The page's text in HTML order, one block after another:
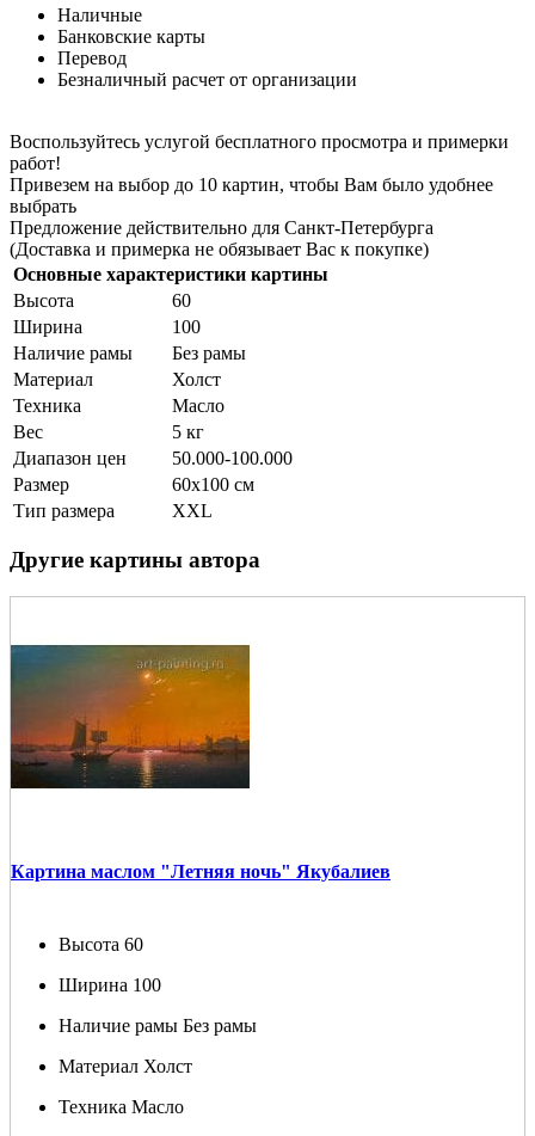
Наличные
Банковские карты
Перевод
Безналичный расчет от организации
Воспользуйтесь услугой бесплатного просмотра и примерки
работ!
Привезем на выбор до 10 картин, чтобы Вам было удобнее
выбрать
Предложение действительно для Санкт-Петербурга
(Доставка и примерка не обязывает Вас к покупке)
Основные характеристики картины
Высота
60
Ширина
100
Наличие рамы
Без рамы
Материал
Холст
Техника
Масло
Вес
5 кг
Диапазон цен
50.000-100.000
Размер
60х100 см
Тип размера
XXL
Другие картины автора
Картина маслом "Летняя ночь" Якубалиев
Высота 60
Ширина 100
Наличие рамы Без рамы
Материал Холст
Техника Масло